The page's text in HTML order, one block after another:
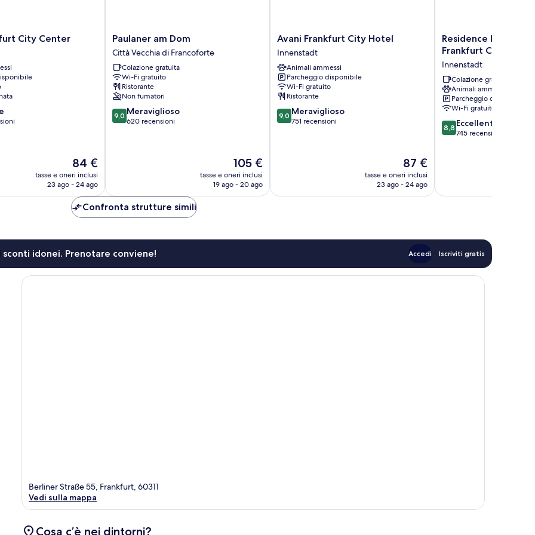
City Center
Il
prezzo
attuale
84 €
84 €
tasse e oneri inclusi
23 ago - 24 ago
Paulaner
am
Dom
Città
Vecchia
di
Francoforte
Paulaner am Dom
Città Vecchia di Francoforte
Colazione gratuita
Wi-Fi gratuito
Ristorante
Non fumatori
9.0
su
9,0 Meraviglioso
620 recensioni
Il
prezzo
attuale
105 €
tasse e oneri inclusi
19 ago - 20 ago
Avani
Frankfurt
City
Hotel
Innenstadt
Avani Frankfurt City Hotel
Innenstadt
Animali ammessi
Parcheggio disponibile
Wi-Fi gratuito
Ristorante
9.0
su
9,0 Meraviglioso
751 recensioni
Il
prezzo
attuale
87 €
tasse e oneri inclusi
23 ago - 24 ago
Residence
Inn
Marriott
Frankfurt
City
Center
Innenstadt
Residence Inn by
Frankfurt City
Innenstadt
Colazione gratuita
Animali ammessi
Parcheggio disponibile
Wi-Fi gratuito
8.8
su
8,8 Eccellente
745 recensioni
Confronta strutture simili
idonei. Prenotare conviene! Accedi Iscriviti gratis
Berliner Straße 55, Frankfurt, 60311
Vedi sulla mappa
Cosa c’è nei dintorni?